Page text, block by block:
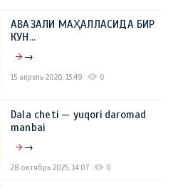
АВАЗАЛИ МАҲАЛЛАСИДА БИР
КУН…
→
15 апрель 2026, 13:49 0
Dala cheti — yuqori daromad
manbai
→
28 октябрь 2025, 14:07 0